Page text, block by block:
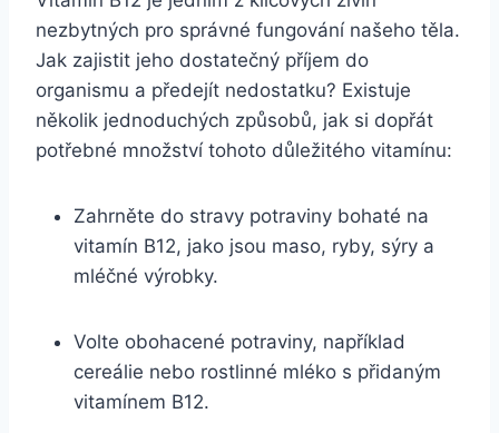
nezbytných pro správné fungování našeho těla.
Jak zajistit jeho dostatečný příjem do
organismu a předejít nedostatku? Existuje
několik jednoduchých způsobů, jak si dopřát
potřebné množství tohoto důležitého vitamínu:
Zahrněte do stravy potraviny bohaté na
vitamín B12, jako jsou maso, ryby, sýry a
mléčné výrobky.
Volte obohacené potraviny, například
cereálie nebo rostlinné mléko s přidaným
vitamínem B12.